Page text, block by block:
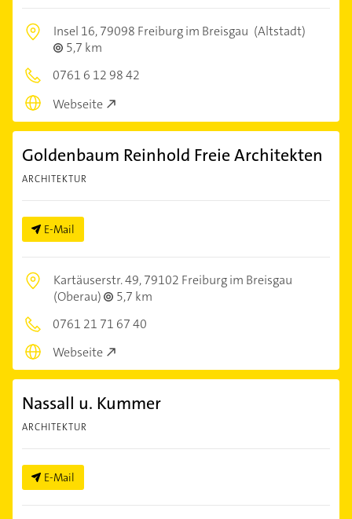
Insel 16,79098 Freiburg im Breisgau (Altstadt)
5,7 km
0761 6 12 98 42
Webseite
Goldenbaum Reinhold Freie Architekten
ARCHITEKTUR
E-Mail
Kartäuserstr. 49,79102 Freiburg im Breisgau
(Oberau)
5,7 km
0761 21 71 67 40
Webseite
Nassall u. Kummer
ARCHITEKTUR
E-Mail